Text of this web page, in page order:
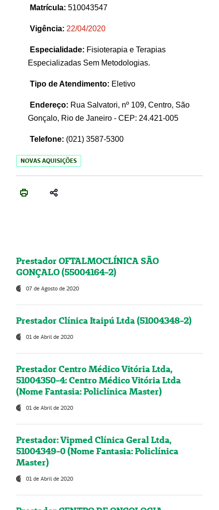
Matrícula: 510043547
Vigência: 22/04/2020
Especialidade: Fisioterapia e Terapias
Especializadas Sem Metodologias.
Tipo de Atendimento: Eletivo
Endereço: Rua Salvatori, nº 109, Centro, São
Gonçalo, Rio de Janeiro - CEP: 24.421-005
Telefone: (021) 3587-5300
NOVAS AQUISIÇÕES
Prestador OFTALMOCLÍNICA SÃO
GONÇALO (55004164-2)
07 de Agosto de 2020
Prestador Clínica Itaipú Ltda (51004348-2)
01 de Abril de 2020
Prestador Centro Médico Vitória Ltda,
51004350-4: Centro Médico Vitória Ltda
(Nome Fantasia: Policlínica Master)
01 de Abril de 2020
Prestador: Vipmed Clínica Geral Ltda,
51004349-0 (Nome Fantasia: Policlínica
Master)
01 de Abril de 2020